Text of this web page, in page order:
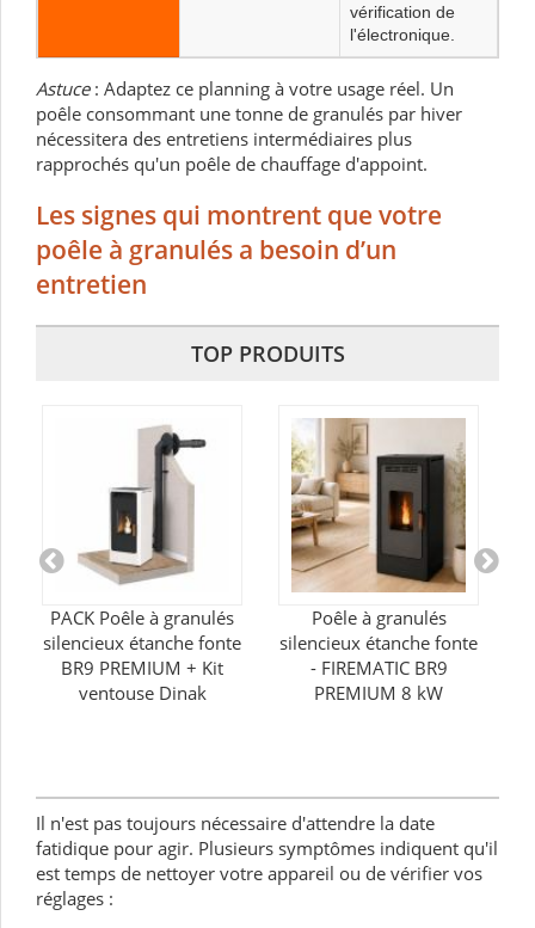
vérification de
l'électronique.
Astuce: Adaptez ce planning à votre usage réel. Un
poêle consommant une tonne de granulés par hiver
nécessitera des entretiens intermédiaires plus
rapprochés qu'un poêle de chauffage d'appoint.
Les signes qui montrent que votre
poêle à granulés a besoin d’un
entretien
TOP PRODUITS
PACK Poêle à granulés
silencieux étanche fonte
BR9 PREMIUM + Kit
ventouse Dinak
Poêle à granulés
silencieux étanche fonte
- FIREMATIC BR9
PREMIUM 8 kW
Il n'est pas toujours nécessaire d'attendre la date
fatidique pour agir. Plusieurs symptômes indiquent qu'il
est temps de nettoyer votre appareil ou de vérifier vos
réglages :